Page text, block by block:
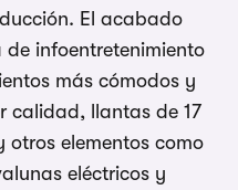
El acabado
de infoentretenimiento
más cómodos y
calidad, llantas de 17
otros elementos como
eléctricos y